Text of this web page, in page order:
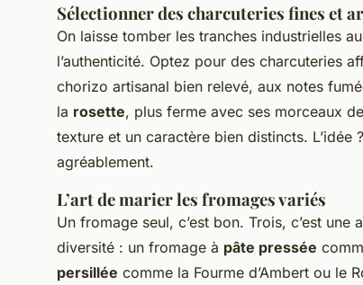
Sélectionner des charcuteries fines et
On laisse tomber les tranches industrielles
l’authenticité. Optez pour des charcuteries
chorizo artisanal bien relevé, aux notes
la rosette, plus ferme avec ses morceaux
texture et un caractère bien distincts.
agréablement.
L’art de marier les fromages variés
Un fromage seul, c’est bon. Trois, c’est
diversité : un fromage à pâte pressée
persillée comme la Fourme d’Ambert ou le